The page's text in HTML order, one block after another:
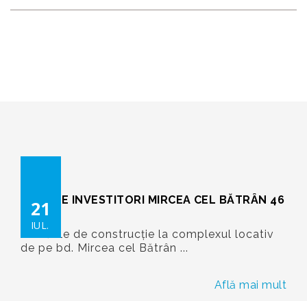
21
IUL.
ATENȚIE INVESTITORI MIRCEA CEL BĂTRÂN 46
Lucrările de construcție la complexul locativ
de pe bd. Mircea cel Bătrân ...
Află mai mult